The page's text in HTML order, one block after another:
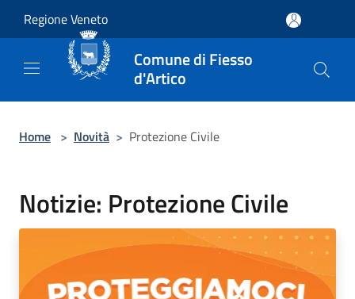
Regione Veneto
Comune di Fiesso
d'Artico
Home > Novità > Protezione Civile
Notizie: Protezione Civile